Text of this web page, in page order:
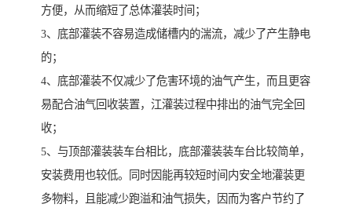
方便，从而缩短了总体灌装时间；
3、底部灌装不容易造成储槽内的湍流，减少了产生静电
的；
4、底部灌装不仅减少了危害环境的油气产生，而且更容
易配合油气回收装置，江灌装过程中排出的油气完全回
收；
5、与顶部灌装装车台相比，底部灌装装车台比较简单，
安装费用也较低。同时因能再较短时间内安全地灌装更
多物料，且能减少跑溢和油气损失，因而为客户节约了